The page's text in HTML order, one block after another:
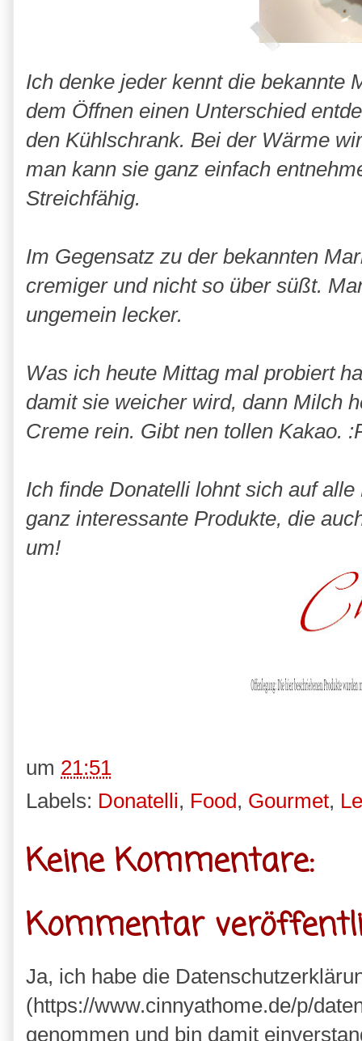
Ich denke jeder kennt die bekannte
dem Öffnen einen Unterschied
den Kühlschrank. Bei der Wärme
man kann sie ganz einfach
Streichfähig.
Im Gegensatz zu der bekannten
cremiger und nicht so über süßt.
ungemein lecker.
Was ich heute Mittag mal probiert
damit sie weicher wird, dann Milch
Creme rein. Gibt nen tollen Kakao.
Ich finde Donatelli lohnt sich auf
ganz interessante Produkte, die
um!
um 21:51
Labels: Donatelli, Food, Gourmet,
Keine Kommentare:
Kommentar
Ja, ich habe die
(https://www.cinnyathome.de/p/
genommen und bin damit